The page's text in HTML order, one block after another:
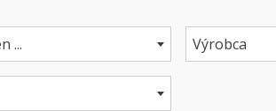
... Výrobca